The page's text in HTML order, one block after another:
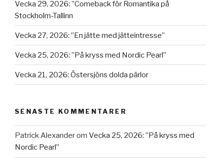
Vecka 29, 2026: ”Comeback för Romantika på
Stockholm-Tallinn
Vecka 27, 2026: ”En jätte med jätteintresse”
Vecka 25, 2026: ”På kryss med Nordic Pearl”
Vecka 21, 2026: Östersjöns dolda pärlor
SENASTE KOMMENTARER
Patrick Alexanderom Vecka 25, 2026: ”På kryss med
Nordic Pearl”